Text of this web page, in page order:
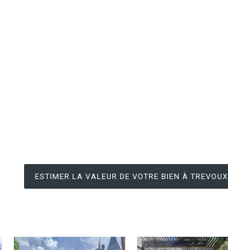
ESTIMER LA VALEUR DE VOTRE BIEN À TREVOUX